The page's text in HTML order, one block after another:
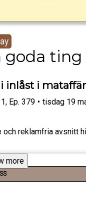
goda
inlåst i
1, Ep. 379 • tisdag 19
och reklamfria avsnitt
more